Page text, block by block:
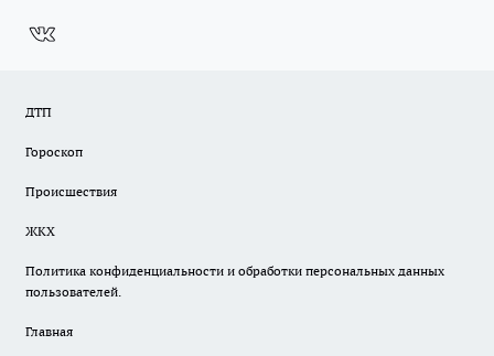
ДТП
Гороскоп
Происшествия
ЖКХ
Политика конфиденциальности и обработки персональных данных
пользователей.
Главная